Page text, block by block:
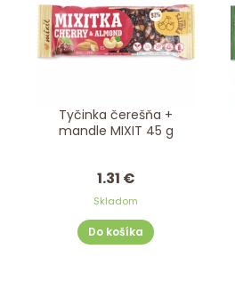
Tyčinka čerešňa +
mandle MIXIT 45 g
1.31 €
Skladom
Do košíka